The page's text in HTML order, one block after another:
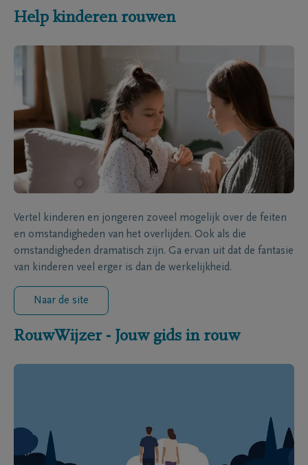
Help kinderen rouwen
Vertel kinderen en jongeren zoveel mogelijk over de feiten
en omstandigheden van het overlijden. Ook als die
omstandigheden dramatisch zijn. Ga ervan uit dat de fantasie
van kinderen veel erger is dan de werkelijkheid.
Naar de site
RouwWijzer - Jouw gids in rouw